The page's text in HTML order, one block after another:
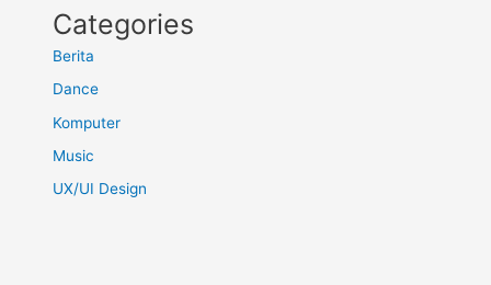
Categories
Berita
Dance
Komputer
Music
UX/UI Design